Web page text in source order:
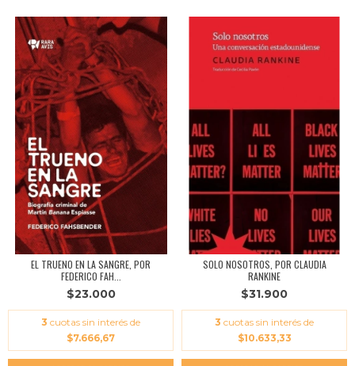
EL TRUENO EN LA SANGRE, POR
FEDERICO FAH...
$23.000
3 cuotas sin interés de
$7.666,67
SOLO NOSOTROS, POR CLAUDIA
RANKINE
$31.900
3 cuotas sin interés de
$10.633,33